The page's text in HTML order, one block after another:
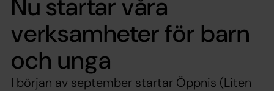
Nu startar våra
verksamheter för barn
och unga
I början av september startar Öppnis (Liten